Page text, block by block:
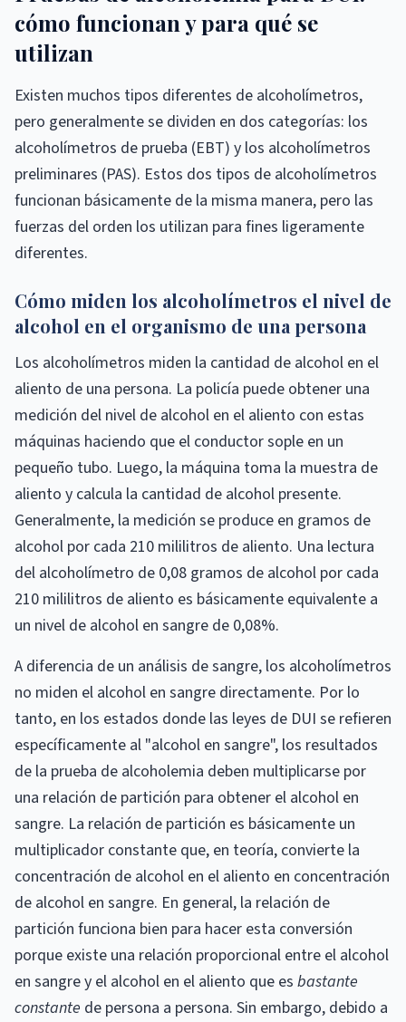
cómo funcionan y para qué se
utilizan
Existen muchos tipos diferentes de alcoholímetros,
pero generalmente se dividen en dos categorías: los
alcoholímetros de prueba (EBT) y los alcoholímetros
preliminares (PAS). Estos dos tipos de alcoholímetros
funcionan básicamente de la misma manera, pero las
fuerzas del orden los utilizan para fines ligeramente
diferentes.
Cómo miden los alcoholímetros el nivel de
alcohol en el organismo de una persona
Los alcoholímetros miden la cantidad de alcohol en el
aliento de una persona. La policía puede obtener una
medición del nivel de alcohol en el aliento con estas
máquinas haciendo que el conductor sople en un
pequeño tubo. Luego, la máquina toma la muestra de
aliento y calcula la cantidad de alcohol presente.
Generalmente, la medición se produce en gramos de
alcohol por cada 210 mililitros de aliento. Una lectura
del alcoholímetro de 0,08 gramos de alcohol por cada
210 mililitros de aliento es básicamente equivalente a
un nivel de alcohol en sangre de 0,08%.
A diferencia de un análisis de sangre, los alcoholímetros
no miden el alcohol en sangre directamente. Por lo
tanto, en los estados donde las leyes de DUI se refieren
específicamente al "alcohol en sangre", los resultados
de la prueba de alcoholemia deben multiplicarse por
una relación de partición para obtener el alcohol en
sangre. La relación de partición es básicamente un
multiplicador constante que, en teoría, convierte la
concentración de alcohol en el aliento en concentración
de alcohol en sangre. En general, la relación de
partición funciona bien para hacer esta conversión
porque existe una relación proporcional entre el alcohol
en sangre y el alcohol en el aliento que es bastante
constante de persona a persona. Sin embargo, debido a